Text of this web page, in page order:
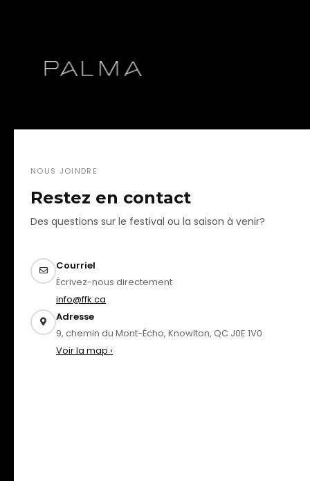
NOUS JOINDRE
Restez en contact
Des questions sur le festival ou la saison à venir?
Courriel
Écrivez-nous directement
info@ffk.ca
Adresse
9, chemin du Mont-Écho, Knowlton, QC J0E 1V0
Voir la map ›